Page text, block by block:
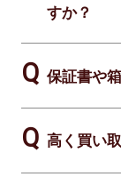
すか？
保証書や
高く買い